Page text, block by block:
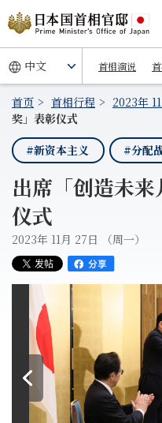
首相演说
首页 首相行程 2023年
奖」表彰仪式
#新资本主义
#分配
出席「创造未
仪式
2023年 11月 27日 （周一）